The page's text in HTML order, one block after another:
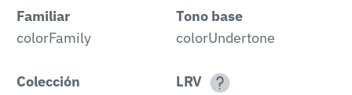
Familiar
colorFamily
Tono base
colorUndertone
Colección
LRV